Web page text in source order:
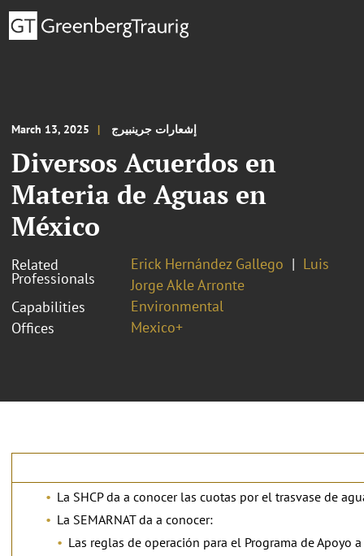
March 13, 2025 إشعارات جرينبيرج
Diversos Acuerdos en
Materia de Aguas en
México
Related
Professionals
Erick Hernández Gallego
Luis
Jorge Akle Arronte
Capabilities
Environmental
Offices
Mexico+
La SHCP da a conocer las cuotas por el trasvase de
La SEMARNAT da a conocer:
Las reglas de operación para el Programa de Apoyo